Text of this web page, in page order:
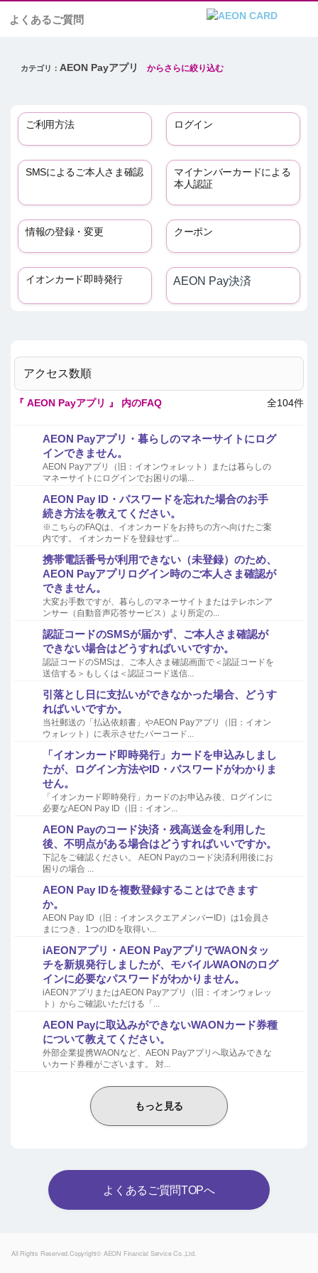
よくあるご質問
AEON Payアプリ
ご利用方法 ログイン
SMSによるご本人さま確認
マイナンバーカードによる
本人認証
情報の登録・変更 クーポン
イオンカード即時発行 AEON Pay決済
『 AEON Payアプリ 』 内のFAQ 全104件
AEON Payアプリ・暮らしのマネーサイトにログ
インできません。
AEON Payアプリ（旧：イオンウォレット）または暮らしの
マネーサイトにログインでお困りの場...
AEON Pay ID・パスワードを忘れた場合のお手
続き方法を教えてください。
※こちらのFAQは、イオンカードをお持ちの方へ向けたご案
内です。 イオンカードを登録せず...
携帯電話番号が利用できない（未登録）のため、
AEON Payアプリログイン時のご本人さま確認が
できません。
大変お手数ですが、暮らしのマネーサイトまたはテレホンア
ンサー（自動音声応答サービス）より所定の...
認証コードのSMSが届かず、ご本人さま確認が
できない場合はどうすればいいですか。
認証コードのSMSは、ご本人さま確認画面で＜認証コードを
送信する＞もしくは＜認証コード送信...
引落とし日に支払いができなかった場合、どうす
ればいいですか。
当社郵送の「払込依頼書」やAEON Payアプリ（旧：イオン
ウォレット）に表示させたバーコード...
「イオンカード即時発行」カードを申込みしまし
たが、ログイン方法やID・パスワードがわかりま
せん。
「イオンカード即時発行」カードのお申込み後、ログインに
必要なAEON Pay ID（旧：イオン...
AEON Payのコード決済・残高送金を利用した
後、不明点がある場合はどうすればいいですか。
下記をご確認ください。 AEON Payのコード決済利用後にお
困りの場合 ...
AEON Pay IDを複数登録することはできます
か。
AEON Pay ID（旧：イオンスクエアメンバーID）は1会員さ
まにつき、1つのIDを取得い...
iAEONアプリ・AEON PayアプリでWAONタッ
チを新規発行しましたが、モバイルWAONのログ
インに必要なパスワードがわかりません。
iAEONアプリまたはAEON Payアプリ（旧：イオンウォレッ
ト）からご確認いただける「...
AEON Payに取込みができないWAONカード券種
について教えてください。
外部企業提携WAONなど、AEON Payアプリへ取込みできな
いカード券種がございます。 対...
もっと見る
よくあるご質問TOPへ
All Rights Reserved.Copyright© AEON Financial Service Co.,Ltd.Powered by